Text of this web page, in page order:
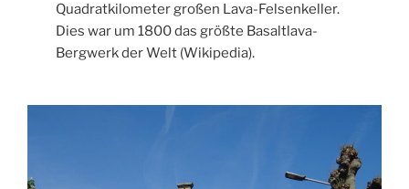
Quadratkilometer großen Lava-Felsenkeller.
Dies war um 1800 das größte Basaltlava-
Bergwerk der Welt (Wikipedia).